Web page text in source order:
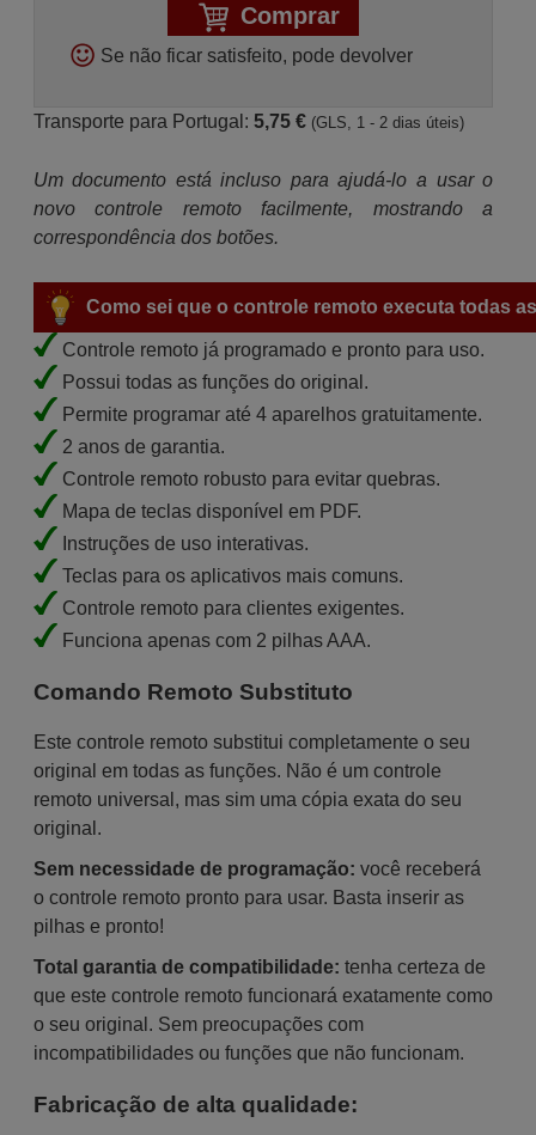
Comprar
Se não ficar satisfeito, pode devolver
Transporte para Portugal: 5,75 € (GLS, 1 - 2 dias úteis)
Um documento está incluso para ajudá-lo a usar o
novo controle remoto facilmente, mostrando a
correspondência dos botões.
Como sei que o controle remoto executa todas
Controle remoto já programado e pronto para uso.
Possui todas as funções do original.
Permite programar até 4 aparelhos gratuitamente.
2 anos de garantia.
Controle remoto robusto para evitar quebras.
Mapa de teclas disponível em PDF.
Instruções de uso interativas.
Teclas para os aplicativos mais comuns.
Controle remoto para clientes exigentes.
Funciona apenas com 2 pilhas AAA.
Comando Remoto Substituto
Este controle remoto substitui completamente o seu
original em todas as funções. Não é um controle
remoto universal, mas sim uma cópia exata do seu
original.
Sem necessidade de programação: você receberá
o controle remoto pronto para usar. Basta inserir as
pilhas e pronto!
Total garantia de compatibilidade: tenha certeza de
que este controle remoto funcionará exatamente como
o seu original. Sem preocupações com
incompatibilidades ou funções que não funcionam.
Fabricação de alta qualidade: